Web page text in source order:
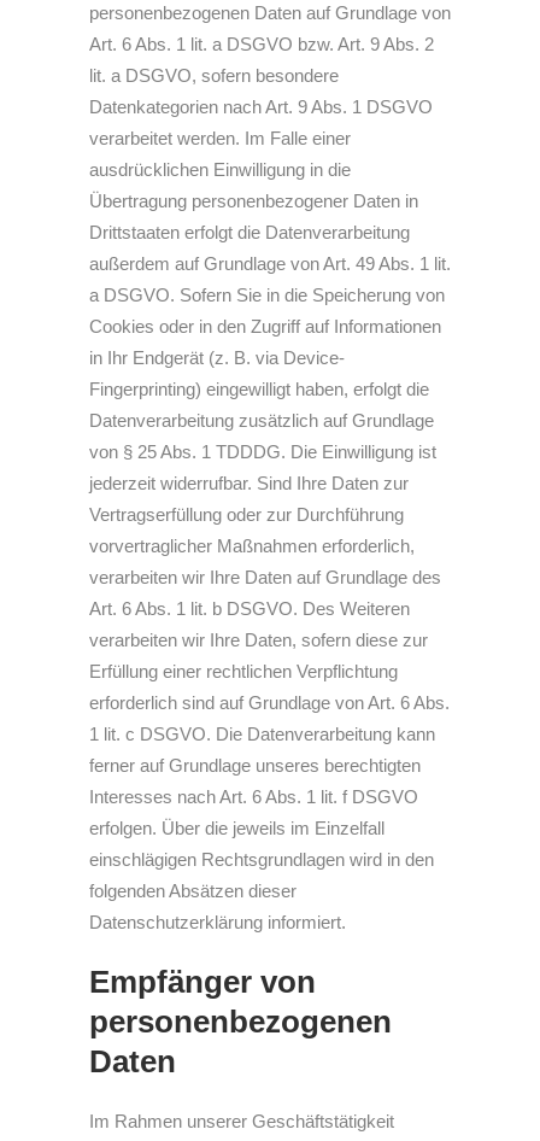
personenbezogenen Daten auf Grundlage von
Art. 6 Abs. 1 lit. a DSGVO bzw. Art. 9 Abs. 2
lit. a DSGVO, sofern besondere
Datenkategorien nach Art. 9 Abs. 1 DSGVO
verarbeitet werden. Im Falle einer
ausdrücklichen Einwilligung in die
Übertragung personenbezogener Daten in
Drittstaaten erfolgt die Datenverarbeitung
außerdem auf Grundlage von Art. 49 Abs. 1 lit.
a DSGVO. Sofern Sie in die Speicherung von
Cookies oder in den Zugriff auf Informationen
in Ihr Endgerät (z. B. via Device-
Fingerprinting) eingewilligt haben, erfolgt die
Datenverarbeitung zusätzlich auf Grundlage
von § 25 Abs. 1 TDDDG. Die Einwilligung ist
jederzeit widerrufbar. Sind Ihre Daten zur
Vertragserfüllung oder zur Durchführung
vorvertraglicher Maßnahmen erforderlich,
verarbeiten wir Ihre Daten auf Grundlage des
Art. 6 Abs. 1 lit. b DSGVO. Des Weiteren
verarbeiten wir Ihre Daten, sofern diese zur
Erfüllung einer rechtlichen Verpflichtung
erforderlich sind auf Grundlage von Art. 6 Abs.
1 lit. c DSGVO. Die Datenverarbeitung kann
ferner auf Grundlage unseres berechtigten
Interesses nach Art. 6 Abs. 1 lit. f DSGVO
erfolgen. Über die jeweils im Einzelfall
einschlägigen Rechtsgrundlagen wird in den
folgenden Absätzen dieser
Datenschutzerklärung informiert.
Empfänger von
personenbezogenen
Daten
Im Rahmen unserer Geschäftstätigkeit